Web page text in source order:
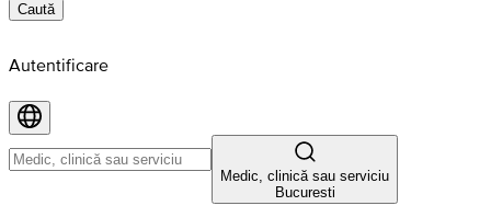
Caută
Autentificare
Medic, clinică sau serviciu
Bucuresti